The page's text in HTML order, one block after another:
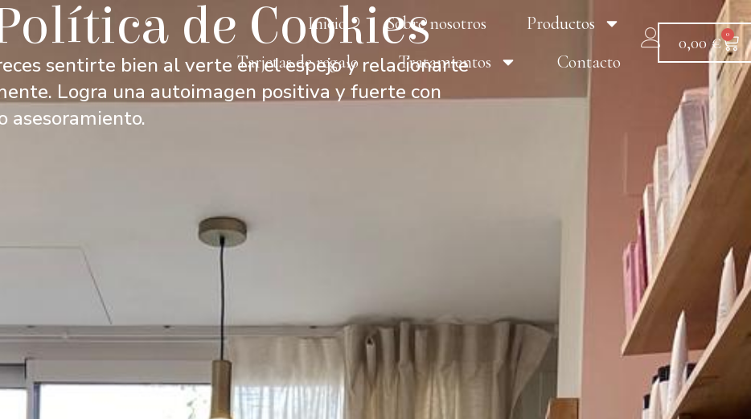
Inicio Sobre nosotros
Productos
Tarjetas de regalo
Tratamientos Contacto
0,00€ 0
de Cookies
sentirte bien al verte en el espejo y relacionarte
Logra una autoimagen positiva y fuerte con
asesoramiento.